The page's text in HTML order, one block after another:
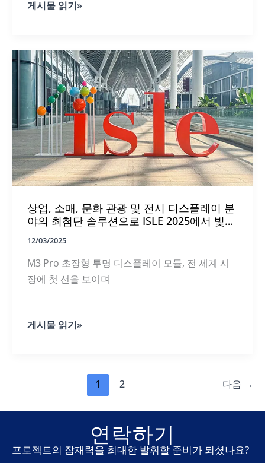
ISLE
리
에
막
을
내
리
다
|
MUXWAVE
홀
로
그
램
명
스
크
린,
단
원
의
내
리
게시물 읽기»
상업, 소매, 문화 관광 및 전시 디스플레이 분
야의 최첨단 솔루션으로 ISLE 2025에서 빛을
12/03/2025
M3 Pro 초장형 투명 디스플레이 모듈, 전 세계 시
장에 첫 선을 보이며
상
및
디
게시물 읽기»
1 2 다음 →
연락하기
프로젝트의 잠재력을 최대한 발휘할 준비가 되셨나요?